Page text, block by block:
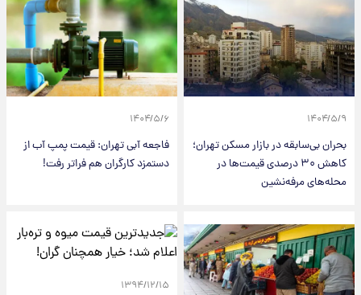
۱۴۰۴/۵/۹
بحران بی‌سابقه در بازار مسکن تهران؛
کاهش ۳۰ درصدی قیمت‌ها در
محله‌های مرفه‌نشین
۱۴۰۴/۵/۶
فاجعه آبی تهران: قیمت پمپ آب از
دستمزد کارگران هم فراتر رفت!
۱۳۹۴/۱۲/۱۵